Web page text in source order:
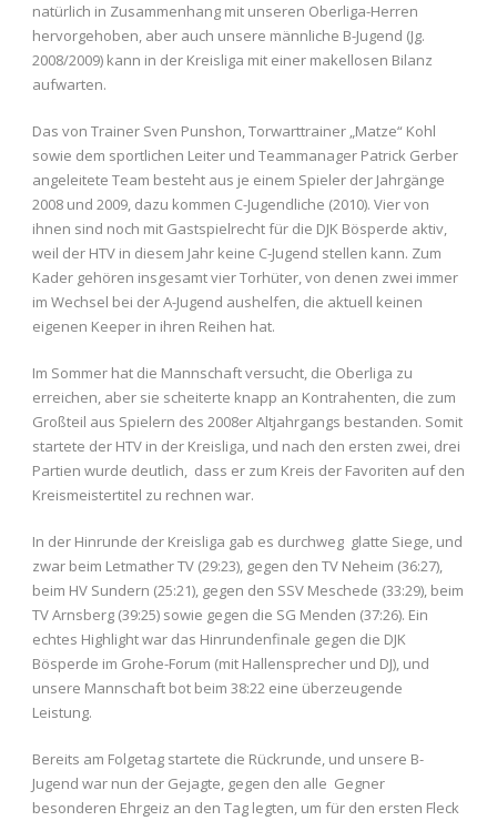
natürlich in Zusammenhang mit unseren Oberliga-Herren
hervorgehoben, aber auch unsere männliche B-Jugend (Jg.
2008/2009) kann in der Kreisliga mit einer makellosen Bilanz
aufwarten.
Das von Trainer Sven Punshon, Torwarttrainer „Matze“ Kohl
sowie dem sportlichen Leiter und Teammanager Patrick Gerber
angeleitete Team besteht aus je einem Spieler der Jahrgänge
2008 und 2009, dazu kommen C-Jugendliche (2010). Vier von
ihnen sind noch mit Gastspielrecht für die DJK Bösperde aktiv,
weil der HTV in diesem Jahr keine C-Jugend stellen kann. Zum
Kader gehören insgesamt vier Torhüter, von denen zwei immer
im Wechsel bei der A-Jugend aushelfen, die aktuell keinen
eigenen Keeper in ihren Reihen hat.
Im Sommer hat die Mannschaft versucht, die Oberliga zu
erreichen, aber sie scheiterte knapp an Kontrahenten, die zum
Großteil aus Spielern des 2008er Altjahrgangs bestanden. Somit
startete der HTV in der Kreisliga, und nach den ersten zwei, drei
Partien wurde deutlich, dass er zum Kreis der Favoriten auf den
Kreismeistertitel zu rechnen war.
In der Hinrunde der Kreisliga gab es durchweg glatte Siege, und
zwar beim Letmather TV (29:23), gegen den TV Neheim (36:27),
beim HV Sundern (25:21), gegen den SSV Meschede (33:29), beim
TV Arnsberg (39:25) sowie gegen die SG Menden (37:26). Ein
echtes Highlight war das Hinrundenfinale gegen die DJK
Bösperde im Grohe-Forum (mit Hallensprecher und DJ), und
unsere Mannschaft bot beim 38:22 eine überzeugende
Leistung.
Bereits am Folgetag startete die Rückrunde, und unsere B-
Jugend war nun der Gejagte, gegen den alle Gegner
besonderen Ehrgeiz an den Tag legten, um für den ersten Fleck